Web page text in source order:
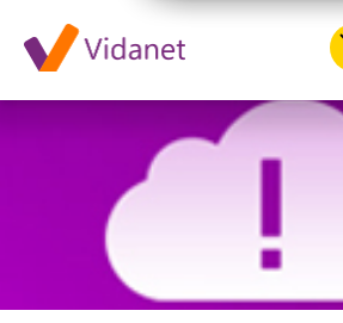
Szolgáltatás-